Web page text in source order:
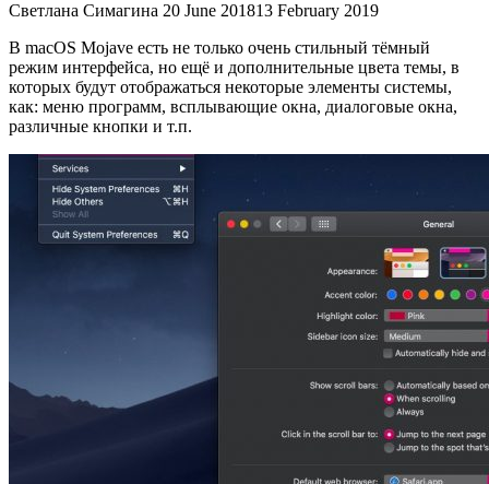
Светлана Симагина 20 June 201813 February 2019
В macOS Mojave есть не только очень стильный тёмный
режим интерфейса, но ещё и дополнительные цвета темы, в
которых будут отображаться некоторые элементы системы,
как: меню программ, всплывающие окна, диалоговые окна,
различные кнопки и т.п.